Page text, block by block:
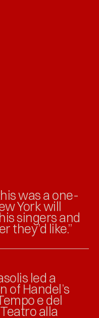
was a one-
York will
singers and
they’d like.”
led a
of Handel’s
e del
alla